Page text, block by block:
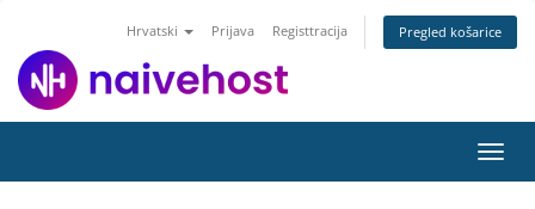
Hrvatski Prijava Registtracija Pregled košarice